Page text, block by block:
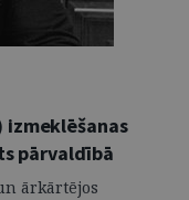
pārvaldībā
ārkārtējos